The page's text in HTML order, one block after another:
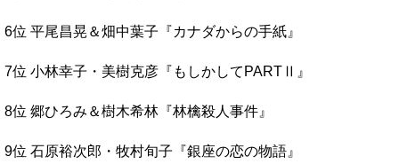
6位 平尾昌晃＆畑中葉子『カナダからの手紙』
7位 小林幸子・美樹克彦『もしかしてPARTⅡ』
8位 郷ひろみ＆樹木希林『林檎殺人事件』
9位 石原裕次郎・牧村旬子『銀座の恋の物語』